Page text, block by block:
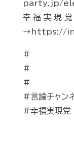
party.jp/
幸福実現
→https://
#
#
#
#言論チャン
#幸福実現党